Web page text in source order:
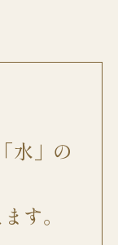
水」の
す。